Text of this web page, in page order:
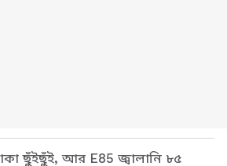
ছুঁইছুঁই, আর E85 জ্বালানি ৮৫